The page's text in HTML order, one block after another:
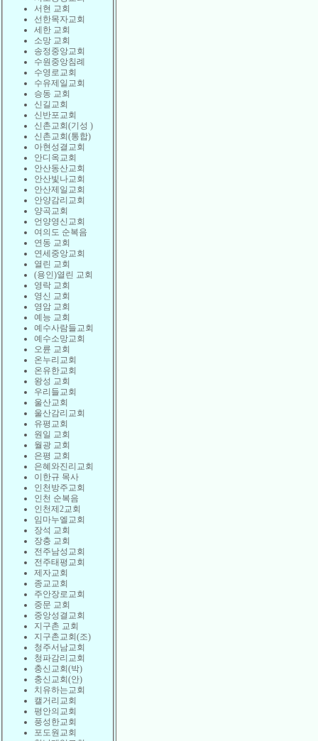
서현 교회
선한목자교회
세한 교회
소망 교회
송정중앙교회
수원중앙침례
수영로교회
수유제일교회
승동 교회
신길교회
신반포교회
신촌교회(기성 )
신촌교회(통합)
아현성결교회
안디옥교회
안산동산교회
안산빛나교회
안산제일교회
안양감리교회
양곡교회
언양영신교회
여의도 순복음
연동 교회
연세중앙교회
열린 교회
(용인)열린 교회
영락 교회
영신 교회
영암 교회
예능 교회
예수사람들교회
예수소망교회
오륜 교회
온누리교회
온유한교회
왕성 교회
우리들교회
울산교회
울산감리교회
유평교회
원일 교회
월광 교회
은평 교회
은혜와진리교회
이한규 목사
인천방주교회
인천 순복음
인천제2교회
임마누엘교회
장석 교회
장충 교회
전주남성교회
전주태평교회
제자교회
종교교회
주안장로교회
중문 교회
중앙성결교회
지구촌 교회
지구촌교회(조)
청주서남교회
청파감리교회
충신교회(박)
충신교회(안)
치유하는교회
캘거리교회
평안의교회
풍성한교회
포도원교회